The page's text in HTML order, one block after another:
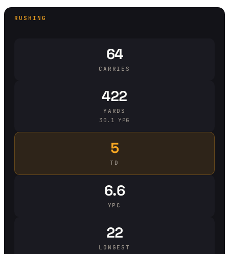
RUSHING
64
CARRIES
422
YARDS
30.1 YPG
5
TD
6.6
YPC
22
LONGEST